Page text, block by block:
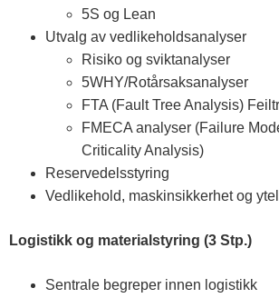
5S og Lean
Utvalg av vedlikeholdsanalyser
Risiko og sviktanalyser
5WHY/Rotårsaksanalyser
FTA (Fault Tree Analysis)
FMECA analyser (Failure
Criticality Analysis)
Reservedelsstyring
Vedlikehold, maskinsikkerhet og
Logistikk og materialstyring (3 Stp.)
Sentrale begreper innen logistikk